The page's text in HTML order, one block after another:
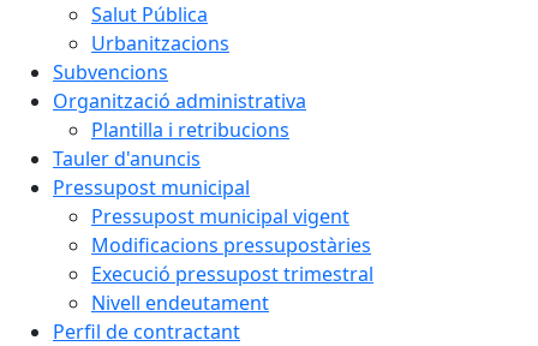
Salut Pública
Urbanitzacions
Subvencions
Organització administrativa
Plantilla i retribucions
Tauler d'anuncis
Pressupost municipal
Pressupost municipal vigent
Modificacions pressupostàries
Execució pressupost trimestral
Nivell endeutament
Perfil de contractant